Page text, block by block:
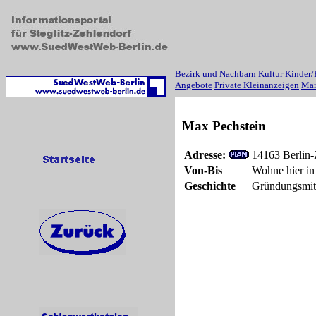
Bezirk und Nachbarn Kultur Kinder/
Angebote Private Kleinanzeigen
Max Pechstein
Adresse:
14163 Berlin-
Von-Bis
Wohne hier
Geschichte